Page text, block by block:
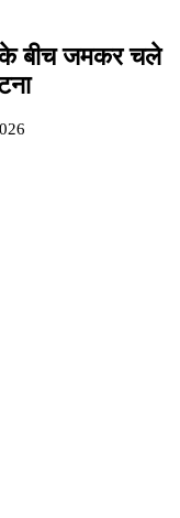
के बीच जमकर चले